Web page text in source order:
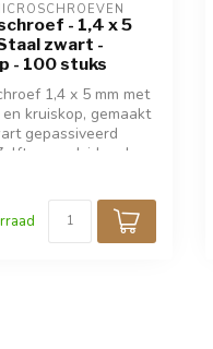
- 1,4 x 5
zwart -
- 100 stuks
1,4 x 5 mm met
kruiskop, gemaakt
gepassiveerd
ideaal
bevestiging in
Perfect voor
en precisiewerk.